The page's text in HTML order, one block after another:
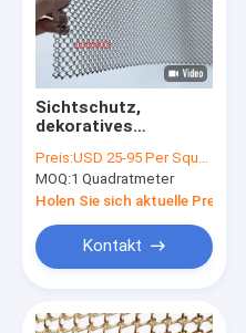
Sichtschutz,
dekoratives
architektonische
Fassade,
Maschenspirale,
dekorativ
Preis:USD 25-95 Per Square Meter
MOQ:1 Quadratmeter
Holen Sie sich aktuelle Preis
Kontakt